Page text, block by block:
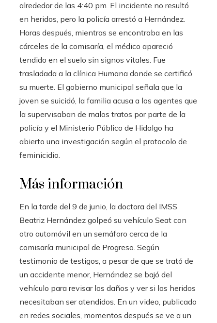
alrededor de las 4:40 pm. El incidente no resultó
en heridos, pero la policía arrestó a Hernández.
Horas después, mientras se encontraba en las
cárceles de la comisaría, el médico apareció
tendido en el suelo sin signos vitales. Fue
trasladada a la clínica Humana donde se certificó
su muerte. El gobierno municipal señala que la
joven se suicidó, la familia acusa a los agentes que
la supervisaban de malos tratos por parte de la
policía y el Ministerio Público de Hidalgo ha
abierto una investigación según el protocolo de
feminicidio.
Más información
En la tarde del 9 de junio, la doctora del IMSS
Beatriz Hernández golpeó su vehículo Seat con
otro automóvil en un semáforo cerca de la
comisaría municipal de Progreso. Según
testimonio de testigos, a pesar de que se trató de
un accidente menor, Hernández se bajó del
vehículo para revisar los daños y ver si los heridos
necesitaban ser atendidos. En un video, publicado
en redes sociales, momentos después se ve a un